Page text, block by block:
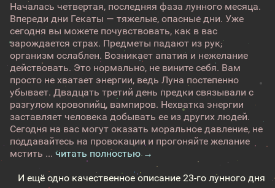
Началась четвертая, последняя фаза лунного месяца.
Впереди дни Гекаты — тяжелые, опасные дни. Уже
сегодня вы можете почувствовать, как в вас
зарождается страх. Предметы падают из рук,
организм ослаблен. Возникает апатия и нежелание
действовать. Это нормально, не вините себя. Вам
просто не хватает энергии, ведь Луна постепенно
убывает. Двадцать третий день предки связывали с
разгулом кровопийц, вампиров. Нехватка энергии
заставляет человека добывать ее из других людей.
Сегодня на вас могут оказать моральное давление, не
поддавайтесь на провокации и прогоняйте желание
мстить ... читать полностью →
И ещё одно качественное описание 23-го лунного дня